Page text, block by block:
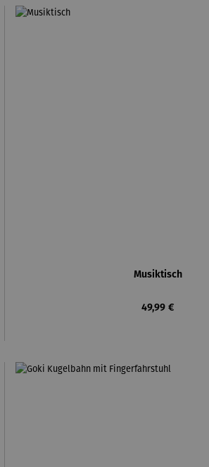
Musiktisch
Regulärer Preis:
49,99 €